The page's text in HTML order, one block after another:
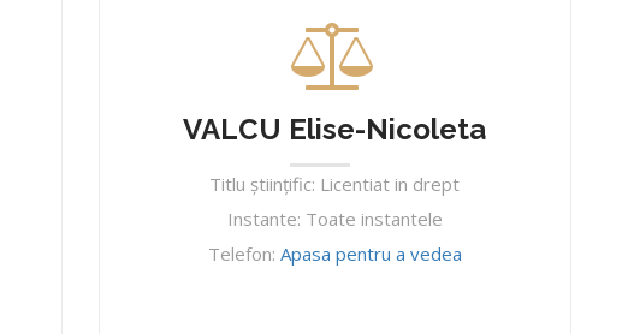
VALCU Elise-Nicoleta
Titlu ştiinţific: Licentiat in drept
Instante: Toate instantele
Telefon: Apasa pentru a vedea